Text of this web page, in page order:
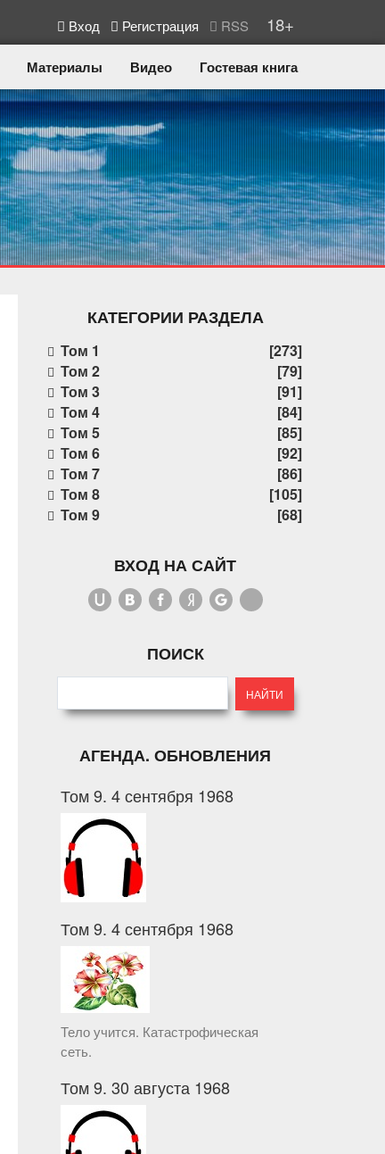
Вход Регистрация RSS 18+
Материалы Видео Гостевая книга
КАТЕГОРИИ РАЗДЕЛА
Том 1
[273]
Том 2
[79]
Том 3
[91]
Том 4
[84]
Том 5
[85]
Том 6
[92]
Том 7
[86]
Том 8
[105]
Том 9
[68]
ВХОД НА САЙТ
ПОИСК
АГЕНДА. ОБНОВЛЕНИЯ
Том 9. 4 сентября 1968
Том 9. 4 сентября 1968
Тело учится. Катастрофическая
сеть.
Том 9. 30 августа 1968